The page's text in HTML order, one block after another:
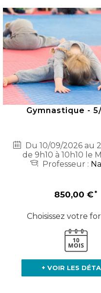
Gymnastique -
Du 10/09/2026 au
de 9h10 à 10h10 le
Professeur :
850,00 €
Choisissez votre
+ VOIR LES